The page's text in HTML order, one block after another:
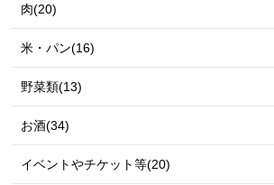
肉(20)
米・パン(16)
野菜類(13)
お酒(34)
イベントやチケット等(20)